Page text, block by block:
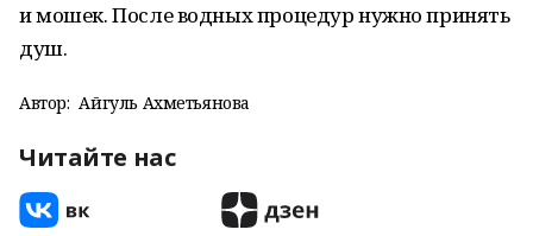
и мошек. После водных процедур нужно принять
душ.
Автор: Айгуль Ахметьянова
Читайте нас